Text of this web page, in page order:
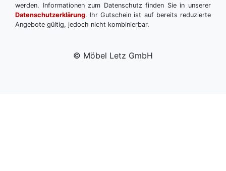
werden. Informationen zum Datenschutz finden Sie in unserer
Datenschutzerklärung. Ihr Gutschein ist auf bereits reduzierte
Angebote gültig, jedoch nicht kombinierbar.
© Möbel Letz GmbH